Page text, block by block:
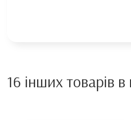
16 інших товарів в